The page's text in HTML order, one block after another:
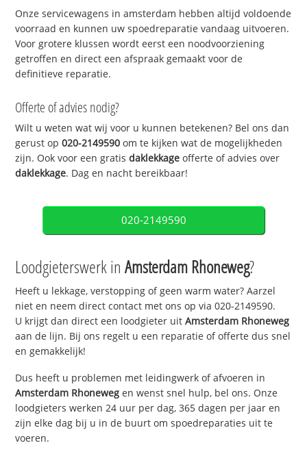
Onze servicewagens in amsterdam hebben altijd voldoende
voorraad en kunnen uw spoedreparatie vandaag uitvoeren.
Voor grotere klussen wordt eerst een noodvoorziening
getroffen en direct een afspraak gemaakt voor de
definitieve reparatie.
Offerte of advies nodig?
Wilt u weten wat wij voor u kunnen betekenen? Bel ons dan
gerust op020-2149590 om te kijken wat de mogelijkheden
zijn. Ook voor een gratisdaklekkage offerte of advies over
daklekkage. Dag en nacht bereikbaar!
020-2149590
Loodgieterswerk inAmsterdam Rhoneweg?
Heeft u lekkage, verstopping of geen warm water? Aarzel
niet en neem direct contact met ons op via 020-2149590.
U krijgt dan direct een loodgieter uitAmsterdam Rhoneweg
aan de lijn. Bij ons regelt u een reparatie of offerte dus snel
en gemakkelijk!
Dus heeft u problemen met leidingwerk of afvoeren in
Amsterdam Rhoneweg en wenst snel hulp, bel ons. Onze
loodgieters werken 24 uur per dag, 365 dagen per jaar en
zijn elke dag bij u in de buurt om spoedreparaties uit te
voeren.